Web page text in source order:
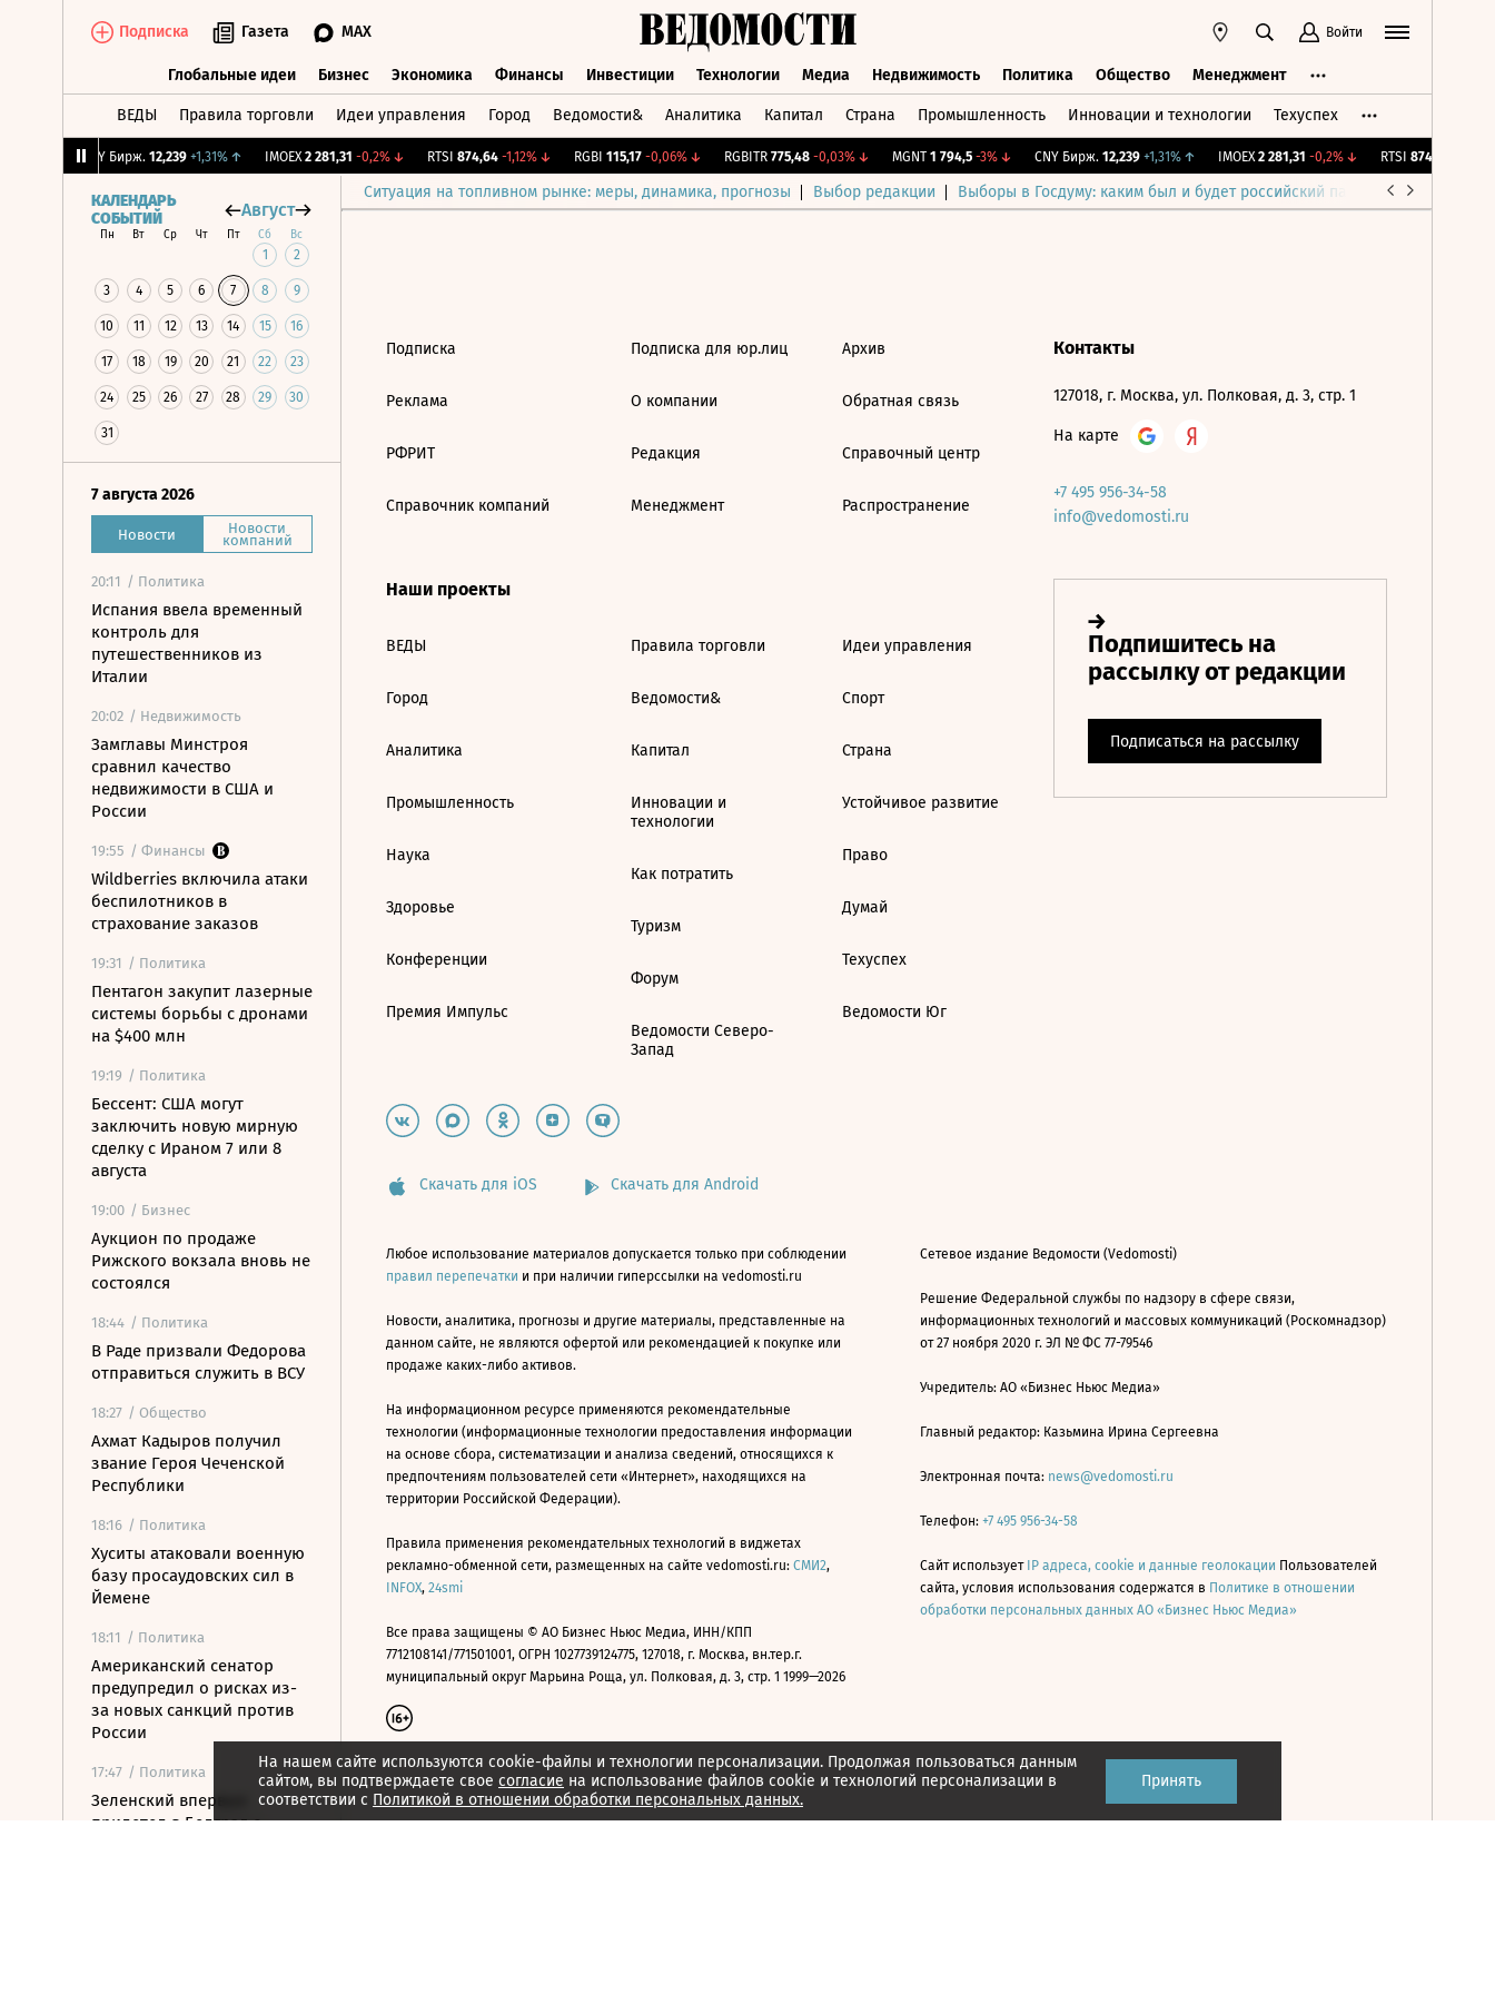
Подписка Газета MAX Войти
Глобальные идеи Бизнес Экономика Финансы Инвестиции Технологии Медиа Недвижимость Политика Общество Менеджмент
ВЕДЫ Правила торговли Идеи управления Город Ведомости& Аналитика Капитал Страна Промышленность Инновации и технологии Техуспех
CNY Бирж. 12,239 +1,31%↑ IMOEX 2 281,31 -0,2%↓ RTSI 874,64 -1,12%↓ RGBI 115,17 -0,06%↓ RGBITR 775,48 -0,03%↓ MGNT 1 794,5 -3%↓ CNY Бирж. 12,239 +1,31%↑ IMOEX 2 281,31 -0,2%↓ RTSI 874,64
Ситуация на топливном рынке: меры, динамика, прогнозы Выбор редакции Выборы в Госдуму: каким был и будет российский парламент
КАЛЕНДАРЬ
СОБЫТИЙ
Август
Пн Вт Ср Чт Пт Сб Вс
1 2
3 4 5 6 7 8 9
10 11 12 13 14 15 16
17 18 19 20 21 22 23
24 25 26 27 28 29 30
31
7 августа 2026
Новости Новости
компаний
20:11 / Политика
Испания ввела временный
контроль для
путешественников из
Италии
20:02 / Недвижимость
Замглавы Минстроя
сравнил качество
недвижимости в США и
России
19:55 / Финансы
Wildberries включила атаки
беспилотников в
страхование заказов
19:31 / Политика
Пентагон закупит лазерные
системы борьбы с дронами
на $400 млн
19:19 / Политика
Бессент: США могут
заключить новую мирную
сделку с Ираном 7 или 8
августа
19:00 / Бизнес
Аукцион по продаже
Рижского вокзала вновь не
состоялся
18:44 / Политика
В Раде призвали Федорова
отправиться служить в ВСУ
18:27 / Общество
Ахмат Кадыров получил
звание Героя Чеченской
Республики
18:16 / Политика
Хуситы атаковали военную
базу просаудовских сил в
Йемене
18:11 / Политика
Американский сенатор
предупредил о рисках из-
за новых санкций против
России
17:47 / Политика
Зеленский впервые
прилетел в Белград с
На нашем сайте используются cookie-файлы и технологии персонализации. Продолжая пользоваться данным
сайтом, вы подтверждаете свое согласие на использование файлов cookie и технологий персонализации в
соответствии с Политикой в отношении обработки персональных данных.
Принять
Подписка
Реклама
РФРИТ
Справочник компаний
Подписка для юр.лиц
О компании
Редакция
Менеджмент
Архив
Обратная связь
Справочный центр
Распространение
Наши проекты
ВЕДЫ
Город
Аналитика
Промышленность
Наука
Здоровье
Конференции
Премия Импульс
Правила торговли
Ведомости&
Капитал
Инновации и
технологии
Как потратить
Туризм
Форум
Ведомости Северо-
Запад
Идеи управления
Спорт
Страна
Устойчивое развитие
Право
Думай
Техуспех
Ведомости Юг
Контакты
127018, г. Москва, ул. Полковая, д. 3, стр. 1
На карте
+7 495 956-34-58
info@vedomosti.ru
Скачать для iOS Скачать для Android
Любое использование материалов допускается только при соблюдении
правил перепечатки и при наличии гиперссылки на vedomosti.ru
Новости, аналитика, прогнозы и другие материалы, представленные на
данном сайте, не являются офертой или рекомендацией к покупке или
продаже каких-либо активов.
На информационном ресурсе применяются рекомендательные
технологии (информационные технологии предоставления информации
на основе сбора, систематизации и анализа сведений, относящихся к
предпочтениям пользователей сети «Интернет», находящихся на
территории Российской Федерации).
Правила применения рекомендательных технологий в виджетах
рекламно-обменной сети, размещенных на сайте vedomosti.ru: СМИ2,
INFOX, 24smi
Все права защищены © АО Бизнес Ньюс Медиа, ИНН/КПП
7712108141/771501001, ОГРН 1027739124775, 127018, г. Москва, вн.тер.г.
муниципальный округ Марьина Роща, ул. Полковая, д. 3, стр. 1 1999—2026
Сетевое издание Ведомости (Vedomosti)
Решение Федеральной службы по надзору в сфере связи,
информационных технологий и массовых коммуникаций (Роскомнадзор)
от 27 ноября 2020 г. ЭЛ № ФС 77-79546
Учредитель: АО «Бизнес Ньюс Медиа»
Главный редактор: Казьмина Ирина Сергеевна
Электронная почта: news@vedomosti.ru
Телефон: +7 495 956-34-58
Сайт использует IP адреса, cookie и данные геолокации Пользователей
сайта, условия использования содержатся в Политике в отношении
обработки персональных данных АО «Бизнес Ньюс Медиа»